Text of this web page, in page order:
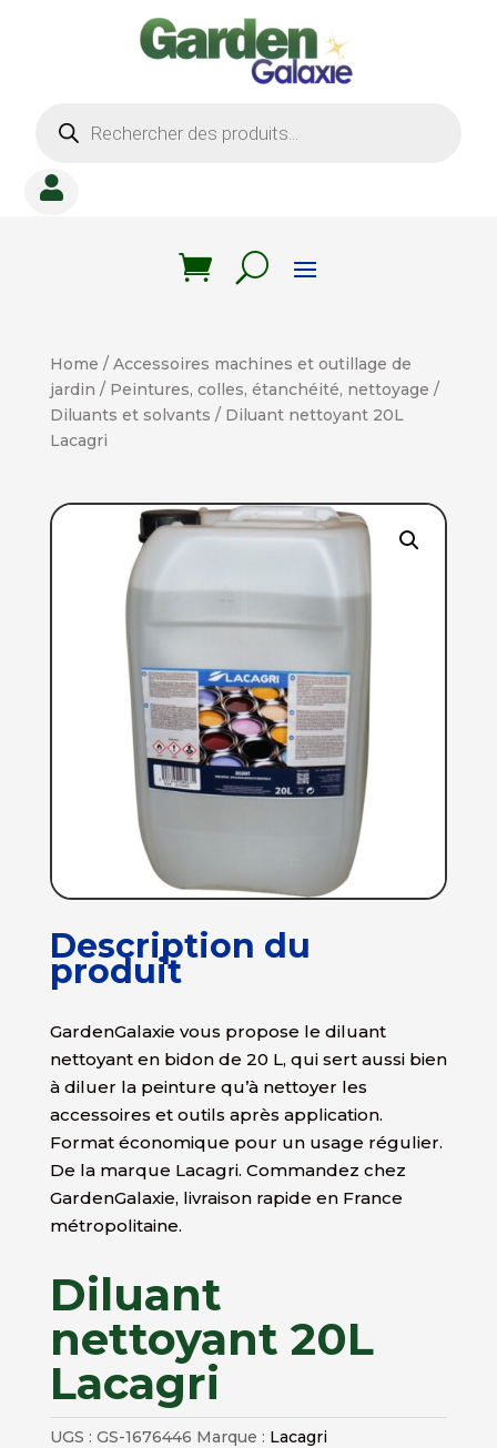
produits

Home / Accessoires machines et outillage de
jardin / Peintures, colles, étanchéité, nettoyage /
Diluants et solvants / Diluant nettoyant 20L
Lacagri
Description du
produit
GardenGalaxie vous propose le diluant
nettoyant en bidon de 20 L, qui sert aussi bien
à diluer la peinture qu’à nettoyer les
accessoires et outils après application.
Format économique pour un usage régulier.
De la marque Lacagri. Commandez chez
GardenGalaxie, livraison rapide en France
métropolitaine.
Diluant
nettoyant 20L
Lacagri
UGS : GS-1676446 Marque : Lacagri